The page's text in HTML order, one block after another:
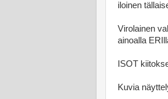
iloinen
Virolainen
ainoalla
ISOT
Kuvia